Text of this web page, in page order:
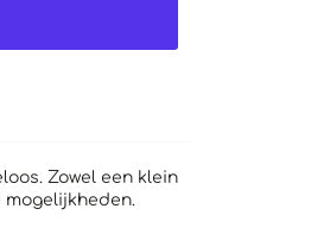
Zowel een klein